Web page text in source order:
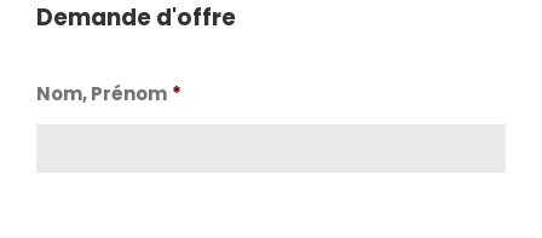
Demande d'offre
Nom, Prénom *